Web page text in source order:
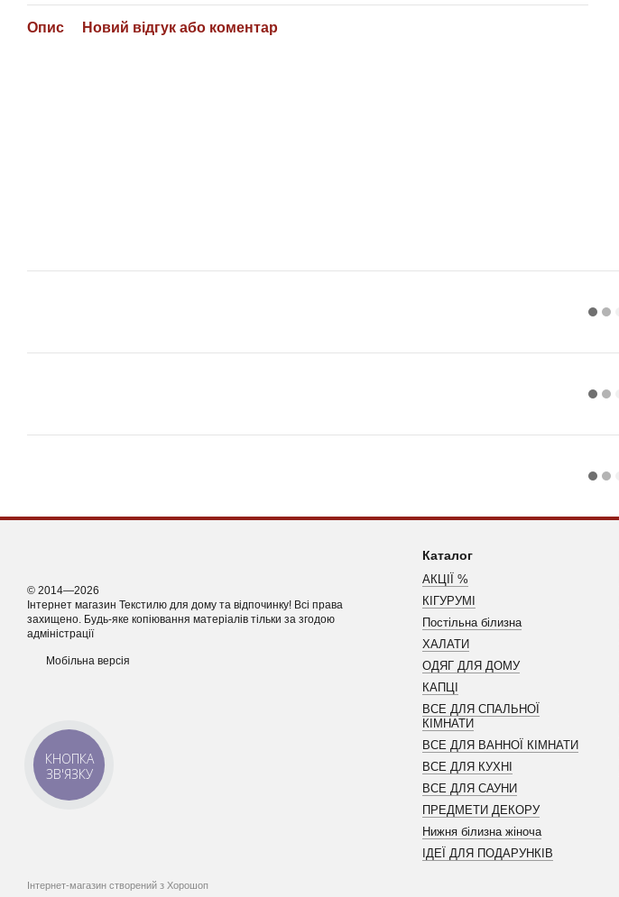
Опис Новий відгук або коментар
© 2014—2026
Інтернет магазин Текстилю для дому та відпочинку! Всі права
захищено. Будь-яке копіювання матеріалів тільки за згодою
адміністрації
Мобільна версія
Інтернет-магазин створений з Хорошоп
Каталог
АКЦІЇ %
КІГУРУМІ
Постільна білизна
ХАЛАТИ
ОДЯГ ДЛЯ ДОМУ
КАПЦІ
ВСЕ ДЛЯ СПАЛЬНОЇ
КІМНАТИ
ВСЕ ДЛЯ ВАННОЇ КІМНАТИ
ВСЕ ДЛЯ КУХНІ
ВСЕ ДЛЯ САУНИ
ПРЕДМЕТИ ДЕКОРУ
Нижня білизна жіноча
ІДЕЇ ДЛЯ ПОДАРУНКІВ
КНОПКА
ЗВ'ЯЗКУ